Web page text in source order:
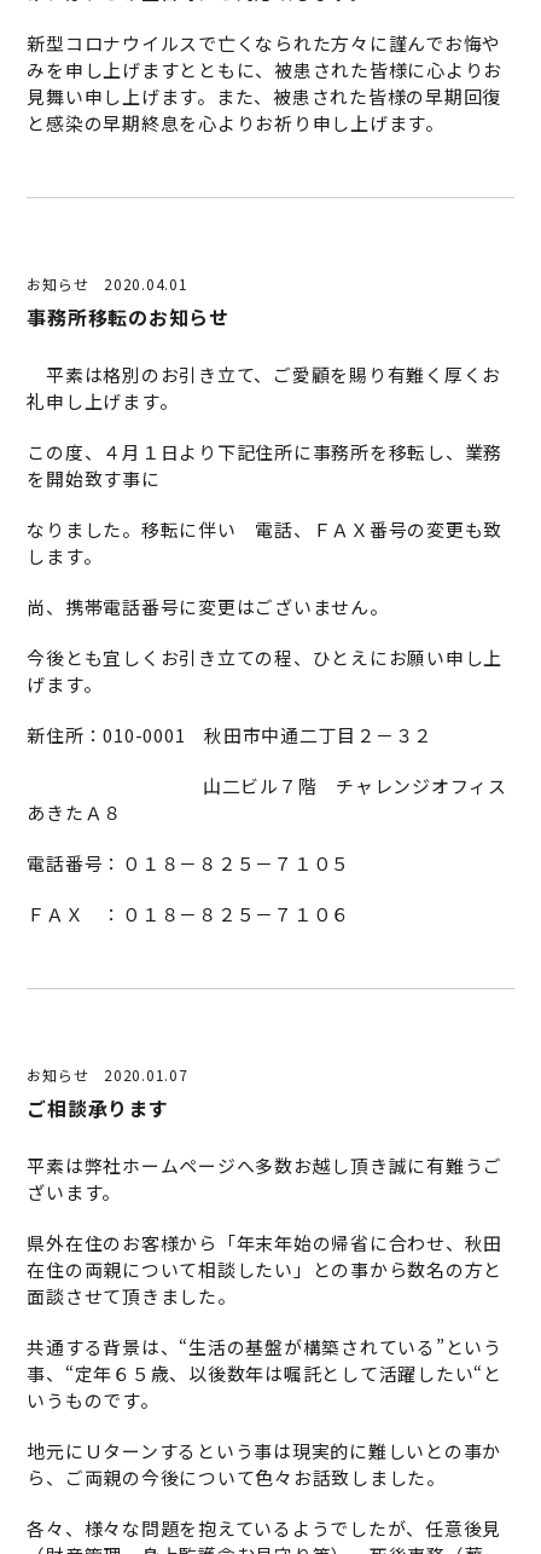
新型コロナウイルスで亡くなられた方々に謹んでお悔や
みを申し上げますとともに、被患された皆様に心よりお
見舞い申し上げます。また、被患された皆様の早期回復
と感染の早期終息を心よりお祈り申し上げます。
お知らせ 2020.04.01
事務所移転のお知らせ
平素は格別のお引き立て、ご愛顧を賜り有難く厚くお
礼申し上げます。
この度、４月１日より下記住所に事務所を移転し、業務
を開始致す事に
なりました。移転に伴い 電話、ＦＡＸ番号の変更も致
します。
尚、携帯電話番号に変更はございません。
今後とも宜しくお引き立ての程、ひとえにお願い申し上
げます。
新住所：010-0001 秋田市中通二丁目２－３２
山二ビル７階 チャレンジオフィス
あきたＡ８
電話番号：０１８－８２５－７１０５
ＦＡＸ ：０１８－８２５－７１０６
お知らせ 2020.01.07
ご相談承ります
平素は弊社ホームページへ多数お越し頂き誠に有難うご
ざいます。
県外在住のお客様から「年末年始の帰省に合わせ、秋田
在住の両親について相談したい」との事から数名の方と
面談させて頂きました。
共通する背景は、“生活の基盤が構築されている”という
事、“定年６５歳、以後数年は嘱託として活躍したい“と
いうものです。
地元にＵターンするという事は現実的に難しいとの事か
ら、ご両親の今後について色々お話致しました。
各々、様々な問題を抱えているようでしたが、任意後見